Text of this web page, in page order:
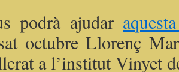
podrà ajudar
octubre Llorenç
a l’institut Vinyet